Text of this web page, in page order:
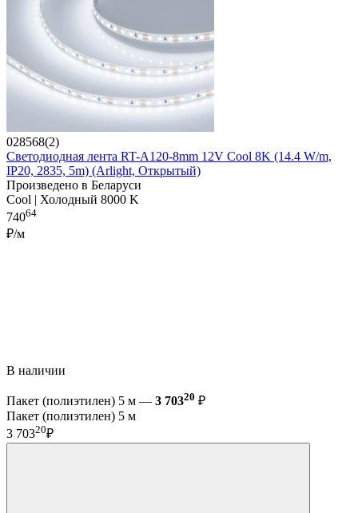
028568(2)
Светодиодная лента RT-A120-8mm 12V Cool 8K (14.4 W/m,
IP20, 2835, 5m) (Arlight, Открытый)
Произведено в Беларуси
Cool | Холодный 8000 K
74064
₽/м
В наличии
Пакет (полиэтилен) 5 м — 3 70320 ₽
Пакет (полиэтилен) 5 м
3 70320₽